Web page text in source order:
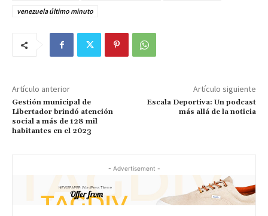
venezuela último minuto
Artículo anterior
Gestión municipal de
Libertador brindó atención
social a más de 128 mil
habitantes en el 2023
Artículo siguiente
Escala Deportiva: Un podcast
más allá de la noticia
- Advertisement -